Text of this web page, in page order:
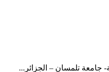
جامعة تلمسان – الجزائر...